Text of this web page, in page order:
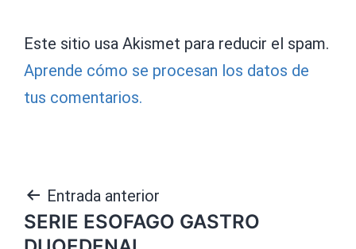
Este sitio usa Akismet para reducir el spam.
Aprende cómo se procesan los datos de
tus comentarios.
Navegación
de
Entrada anterior
SERIE ESOFAGO GASTRO